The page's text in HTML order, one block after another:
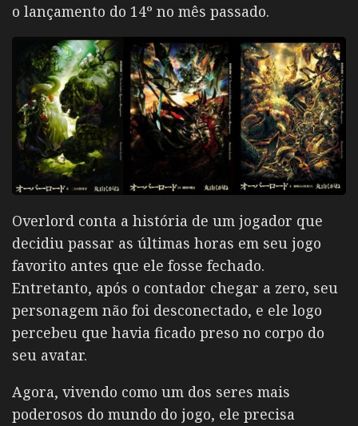
o lançamento do 14º no mês passado.
Overlord conta a história de um jogador que
decidiu passar as últimas horas em seu jogo
favorito antes que ele fosse fechado.
Entretanto, após o contador chegar a zero, seu
personagem não foi desconectado, e ele logo
percebeu que havia ficado preso no corpo do
seu avatar.
Agora, vivendo como um dos seres mais
poderosos do mundo do jogo, ele precisa